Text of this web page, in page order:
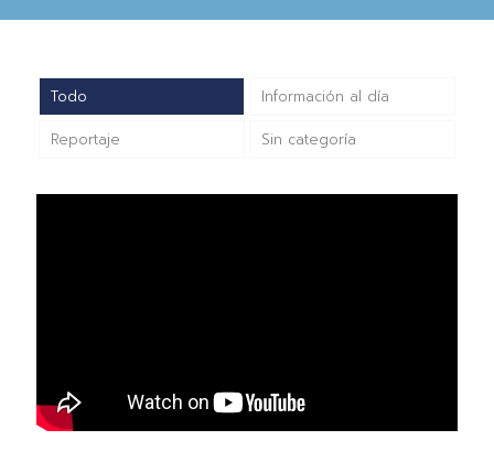
Todo Información al día
Reportaje Sin categoría